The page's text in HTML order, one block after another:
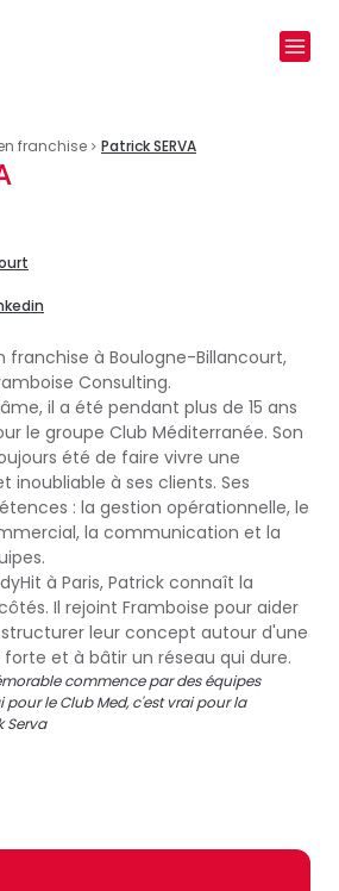
franchise Patrick SERVA
franchise à Boulogne-Billancourt,
Consulting.
il a été pendant plus de 15 ans
le groupe Club Méditerranée. Son
été de faire vivre une
inoubliable à ses clients. Ses
: la gestion opérationnelle, le
la communication et la
à Paris, Patrick connaît la
Il rejoint Framboise pour aider
leur concept autour d'une
et à bâtir un réseau qui dure.
commence par des équipes
pour le Club Med, c'est vrai pour la
Serva